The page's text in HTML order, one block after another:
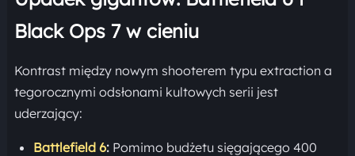
Black Ops 7 w cieniu
Kontrast między nowym shooterem typu extraction a
tegorocznymi odsłonami kultowych serii jest
uderzający:
Battlefield 6:Pomimo budżetu sięgającego 400